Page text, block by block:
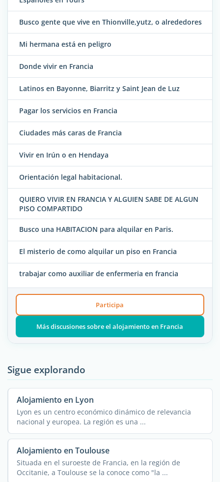
Busco gente que vive en Thionville,yutz, o alrededores
Mi hermana está en peligro
Donde vivir en Francia
Latinos en Bayonne, Biarritz y Saint Jean de Luz
Pagar los servicios en Francia
Ciudades más caras de Francia
Vivir en Irún o en Hendaya
Orientación legal habitacional.
QUIERO VIVIR EN FRANCIA Y ALGUIEN SABE DE ALGUN
PISO COMPARTIDO
Busco una HABITACION para alquilar en Paris.
El misterio de como alquilar un piso en Francia
trabajar como auxiliar de enfermeria en francia
Participa
Más discusiones sobre el alojamiento en Francia
Sigue explorando
Alojamiento en Lyon
Lyon es un centro económico dinámico de relevancia
nacional y europea. La región es una ...
Alojamiento en Toulouse
Situada en el suroeste de Francia, en la región de
Occitanie, a Toulouse se la conoce como "la ...